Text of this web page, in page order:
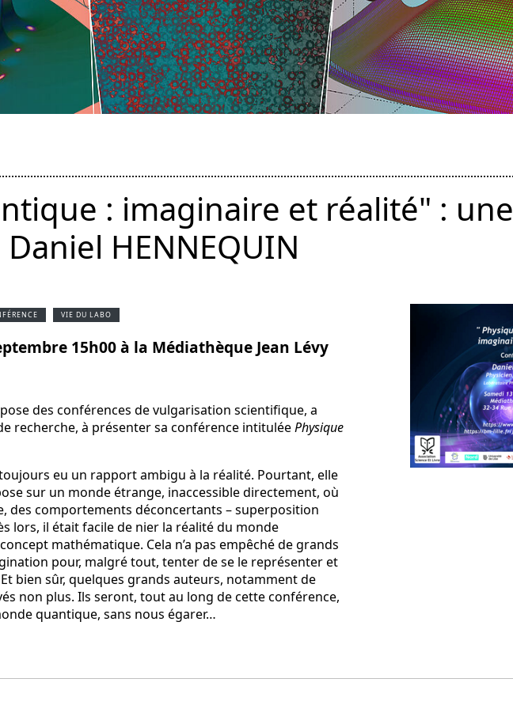
: imaginaire et réalité" : une
HENNEQUIN
VIE DU LABO
15h00 à la Médiathèque Jean Lévy
des conférences de vulgarisation scientifique, a
recherche, à présenter sa conférence intituléePhysique
eu un rapport ambigu à la réalité. Pourtant, elle
sur un monde étrange, inaccessible directement, où
des comportements déconcertants – superposition
lors, il était facile de nier la réalité du monde
mathématique. Cela n’a pas empêché de grands
pour, malgré tout, tenter de se le représenter et
bien sûr, quelques grands auteurs, notamment de
non plus. Ils seront, tout au long de cette conférence,
quantique, sans nous égarer…